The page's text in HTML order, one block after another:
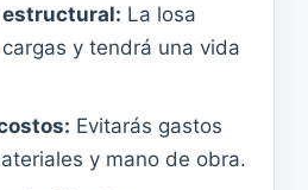
La losa
y tendrá una vida
Evitarás gastos
y mano de obra.